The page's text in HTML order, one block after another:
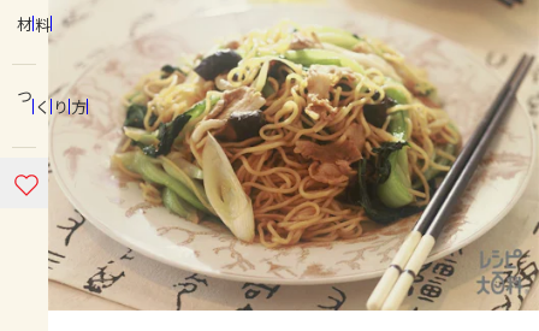
ログイン 新規登録
ホーム
コンテンツ
レシピ
人気の食材・レシピ
きゅうり なす トマト
とうもろこし
ピーマン
みょうが ゴーヤ
材料
つくり方